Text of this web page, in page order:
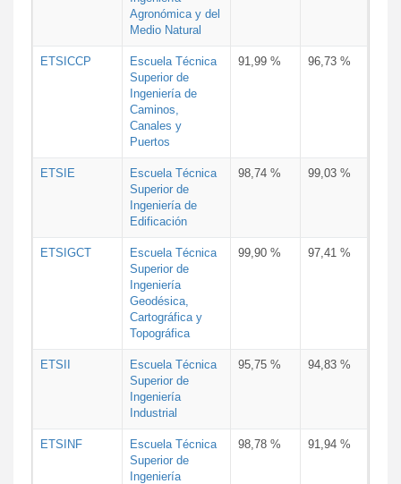
Agronómica y del
Medio Natural
ETSICCP
Escuela Técnica
Superior de
Ingeniería de
Caminos,
Canales y
Puertos
91,99 % 96,73 %
ETSIE
Escuela Técnica
Superior de
Ingeniería de
Edificación
98,74 % 99,03 %
ETSIGCT
Escuela Técnica
Superior de
Ingeniería
Geodésica,
Cartográfica y
Topográfica
99,90 % 97,41 %
ETSII
Escuela Técnica
Superior de
Ingeniería
Industrial
95,75 % 94,83 %
ETSINF
Escuela Técnica
Superior de
Ingeniería
98,78 % 91,94 %